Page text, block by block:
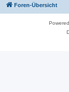
Foren-Übersicht